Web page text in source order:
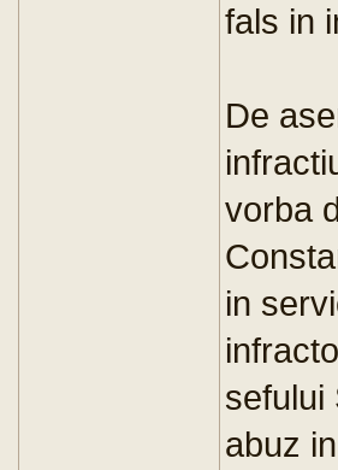
fals in
De
vorba
in
sefului
abuz